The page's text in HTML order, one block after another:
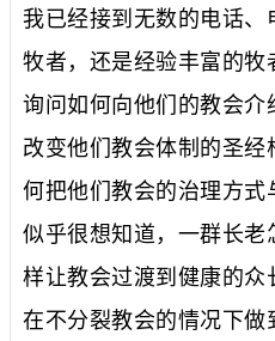
我已经接到无数的电话
牧者，还是经验丰富的
询问如何向他们的教会介
改变他们教会体制的圣
何把他们教会的治理方式
似乎很想知道，一群长
样让教会过渡到健康的
在不分裂教会的情况下做